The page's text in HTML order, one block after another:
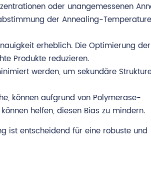
oder unangemessenen
der Annealing-
erheblich. Die Optimierung der
Produkte reduzieren.
werden, um sekundäre
können aufgrund von Polymerase-
helfen, diesen Bias zu mindern.
ist entscheidend für eine robuste und